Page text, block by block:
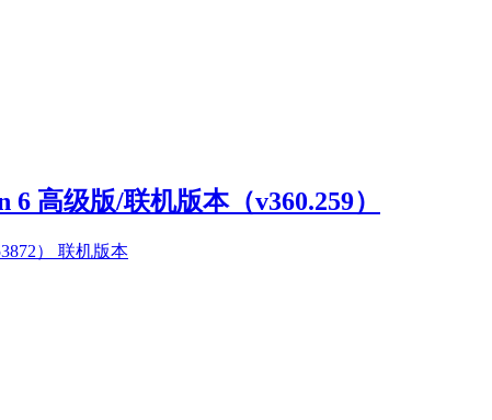
高级版/联机版本（v360.259）